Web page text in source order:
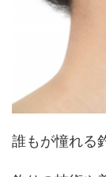
誰もが憧れる